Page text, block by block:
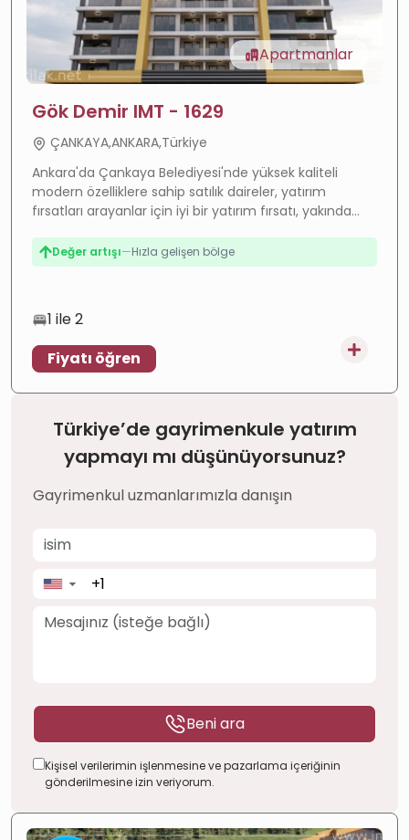
Apartmanlar
Gök Demir IMT - 1629
ÇANKAYA,ANKARA,Türkiye
Ankara'da Çankaya Belediyesi'nde yüksek kaliteli
modern özelliklere sahip satılık daireler, yatırım
fırsatları arayanlar için iyi bir yatırım fırsatı, yakında
Gayrimenkul ile iletişime geçin.
Değer artışı
Hızla gelişen bölge
Yüksek getiri—Güçlü kira getirisi
1 ile 2
Fiyatı öğren
Türkiye’de gayrimenkule yatırım
yapmayı mı düşünüyorsunuz?
Gayrimenkul uzmanlarımızla danışın
▼
Beni ara
Kişisel verilerimin işlenmesine ve pazarlama içeriğinin
gönderilmesine izin veriyorum.